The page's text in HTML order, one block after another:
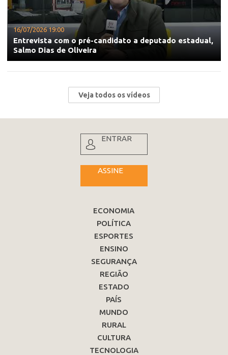
16/07/2026 19:00
Entrevista com o pré-candidato a deputado estadual,
Salmo Dias de Oliveira
Veja todos os vídeos
ENTRAR
ASSINE
ECONOMIA
POLÍTICA
ESPORTES
ENSINO
SEGURANÇA
REGIÃO
ESTADO
PAÍS
MUNDO
RURAL
CULTURA
TECNOLOGIA